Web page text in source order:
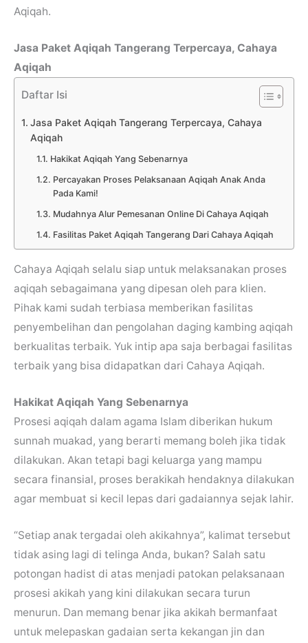
Aqiqah.
Jasa Paket Aqiqah Tangerang Terpercaya, Cahaya
Aqiqah
Daftar Isi
Jasa Paket Aqiqah Tangerang Terpercaya, Cahaya
Aqiqah
Hakikat Aqiqah Yang Sebenarnya
Percayakan Proses Pelaksanaan Aqiqah Anak Anda
Pada Kami!
Mudahnya Alur Pemesanan Online Di Cahaya Aqiqah
Fasilitas Paket Aqiqah Tangerang Dari Cahaya Aqiqah
Cahaya Aqiqah selalu siap untuk melaksanakan proses
aqiqah sebagaimana yang dipesan oleh para klien.
Pihak kami sudah terbiasa memberikan fasilitas
penyembelihan dan pengolahan daging kambing aqiqah
berkualitas terbaik. Yuk intip apa saja berbagai fasilitas
terbaik yang bisa didapatkan dari Cahaya Aqiqah.
Hakikat Aqiqah Yang Sebenarnya
Prosesi aqiqah dalam agama Islam diberikan hukum
sunnah muakad, yang berarti memang boleh jika tidak
dilakukan. Akan tetapi bagi keluarga yang mampu
secara finansial, proses berakikah hendaknya dilakukan
agar membuat si kecil lepas dari gadaiannya sejak lahir.
“Setiap anak tergadai oleh akikahnya”, kalimat tersebut
tidak asing lagi di telinga Anda, bukan? Salah satu
potongan hadist di atas menjadi patokan pelaksanaan
prosesi akikah yang kini dilakukan secara turun
menurun. Dan memang benar jika akikah bermanfaat
untuk melepaskan gadaian serta kekangan jin dan